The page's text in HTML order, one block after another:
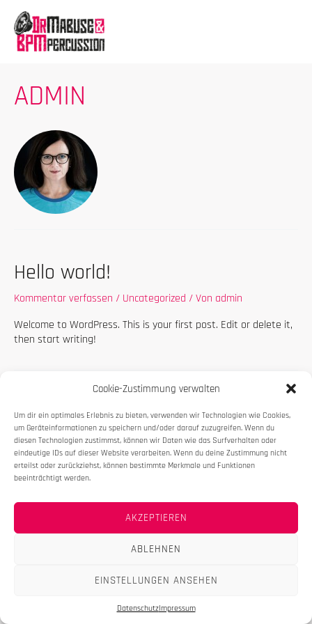
Cookie-Zustimmung verwalten
Um dir ein optimales Erlebnis zu bieten, verwenden wir Technologien wie Cookies,
um Geräteinformationen zu speichern und/oder darauf zuzugreifen. Wenn du
diesen Technologien zustimmst, können wir Daten wie das Surfverhalten oder
eindeutige IDs auf dieser Website verarbeiten. Wenn du deine Zustimmung nicht
erteilst oder zurückziehst, können bestimmte Merkmale und Funktionen
beeinträchtigt werden.
AKZEPTIEREN
ABLEHNEN
EINSTELLUNGEN ANSEHEN
DatenschutzImpressum
Inhalt
springen
ADMIN
Hello world!
Kommentar verfassen / Uncategorized / Von admin
Welcome to WordPress. This is your first post. Edit or delete it,
then start writing!